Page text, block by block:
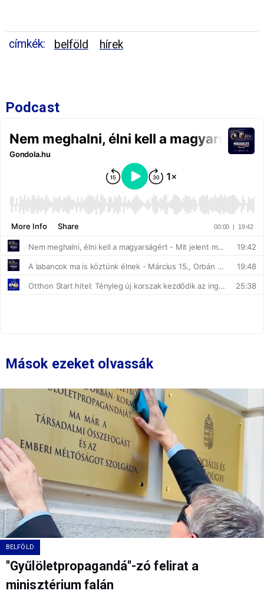
címkék: belföld hírek
Podcast
Mások ezeket olvassák
BELFÖLD
"Gyűlöletpropagandá"-zó felirat a
minisztérium falán